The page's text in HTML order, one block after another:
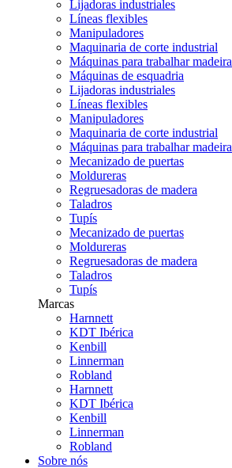
Lijadoras industriales
Líneas flexibles
Manipuladores
Maquinaria de corte industrial
Máquinas para trabalhar madeira
Máquinas de esquadria
Lijadoras industriales
Líneas flexibles
Manipuladores
Maquinaria de corte industrial
Máquinas para trabalhar madeira
Mecanizado de puertas
Moldureras
Regruesadoras de madera
Taladros
Tupís
Mecanizado de puertas
Moldureras
Regruesadoras de madera
Taladros
Tupís
Marcas
Harnnett
KDT Ibérica
Kenbill
Linnerman
Robland
Harnnett
KDT Ibérica
Kenbill
Linnerman
Robland
Sobre nós